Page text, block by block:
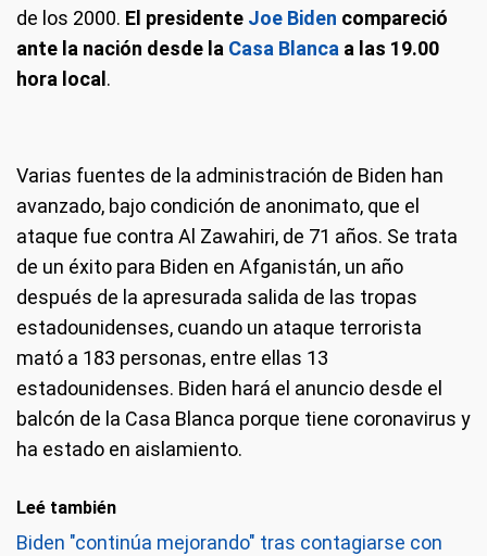
de los 2000. El presidente Joe Biden compareció
ante la nación desde la Casa Blanca a las 19.00
hora local .
Varias fuentes de la administración de Biden han
avanzado, bajo condición de anonimato, que el
ataque fue contra Al Zawahiri, de 71 años. Se trata
de un éxito para Biden en Afganistán, un año
después de la apresurada salida de las tropas
estadounidenses, cuando un ataque terrorista
mató a 183 personas, entre ellas 13
estadounidenses. Biden hará el anuncio desde el
balcón de la Casa Blanca porque tiene coronavirus y
ha estado en aislamiento.
Leé también
Biden "continúa mejorando" tras contagiarse con